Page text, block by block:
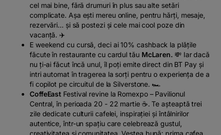
cel mai bine, fără drumuri în plus sau alte setări
complicate. Așa ești mereu online, pentru hărți, mesaje,
rezervări... și să postezi și cele mai cool poze din
vacanță. ✈️
E weekend cu cursă, deci ai 10% cashback la plățile
făcute în restaurante cu cardul tău McLaren. 💸 Iar dacă
nu ți-ai făcut încă unul, îl poți emite direct din BT Pay și
intri automat în tragerea la sorți pentru o experiența de a
fi copilot pe circuitul de la Silverstone. 🏎️
CoffeEast Festival revine la Romexpo – Pavilionul
Central, în perioada 20 - 22 martie ☕. Te așteaptă trei
zile dedicate culturii cafelei, inspirației și întâlnirilor
autentice, într-un spațiu care celebrează gustul,
creativitatea și comunitatea. Vestea bună: prima cafea